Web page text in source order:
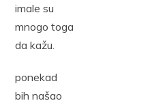
imale su
mnogo toga
da kažu.
ponekad
bih našao